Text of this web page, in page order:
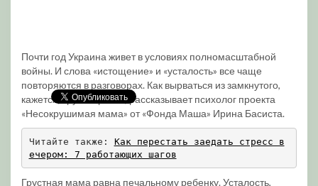
Почти год Украина живет в условиях полномасштабной
войны. И слова «истощение» и «усталость» все чаще
повторяются в разговорах. Как вырваться из замкнутого,
кажется, круга стресса, рассказывает психолог проекта
«Несокрушимая мама» от «Фонда Маша» Ирина Басиста.
Читайте также: Как перестать заедать стресс в
ечером: 7 работающих шагов
Грустная мама равна печальному ребенку. Усталость,